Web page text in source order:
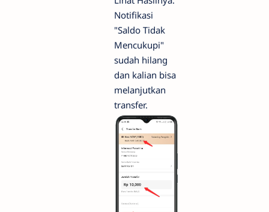
Notifikasi
"Saldo Tidak
Mencukupi"
sudah hilang
dan kalian bisa
melanjutkan
transfer.